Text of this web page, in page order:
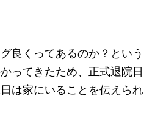
良くってあるのか？という
ってきたため、正式退院日
は家にいることを伝えられ